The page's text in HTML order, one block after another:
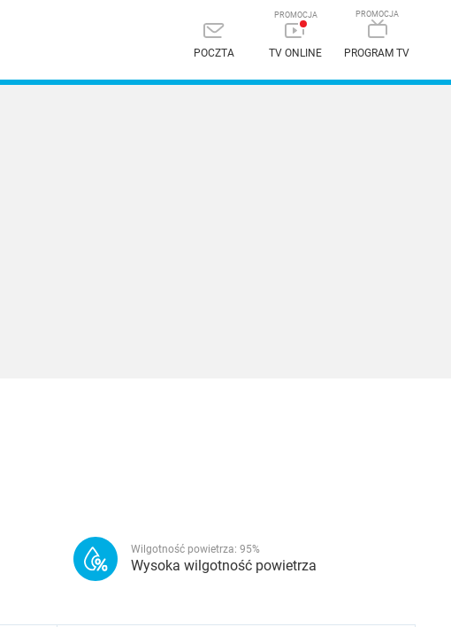
POCZTA TV ONLINE PROGRAM TV
Wilgotność powietrza: 95%
Wysoka wilgotność powietrza